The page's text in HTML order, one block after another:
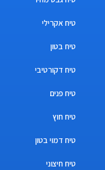
טיח אקרילי
טיח בטון
טיח דקורטיבי
טיח פנים
טיח חוץ
טיח דמוי בטון
טיח חיצוני